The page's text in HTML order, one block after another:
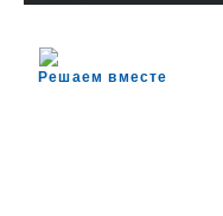
Решаем вместе